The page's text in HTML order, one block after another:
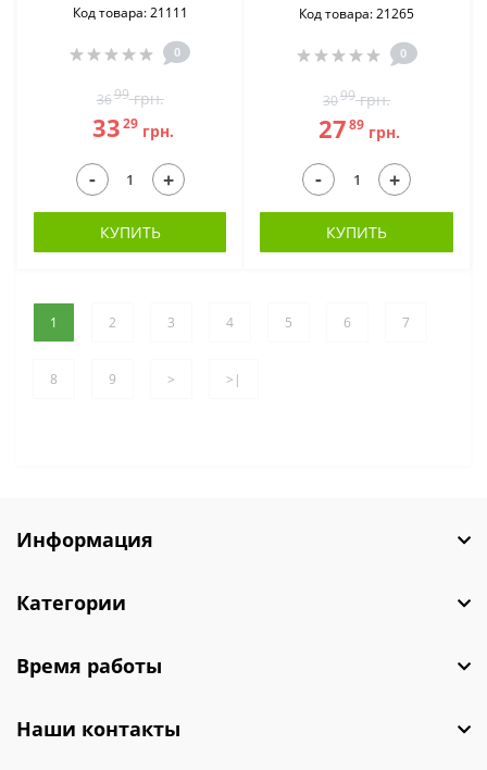
Код товара: 21111
0
3699грн.
3329грн.
- +
КУПИТЬ
Код товара: 21265
0
3099грн.
2789 грн.
- +
КУПИТЬ
1 2 3 4 5 6 7
8 9 > >|
Информация
Категории
Время работы
Наши контакты